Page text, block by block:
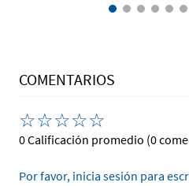
COMENTARIOS
☆☆☆☆☆
0 Calificación promedio (0
Por favor, inicia sesión para